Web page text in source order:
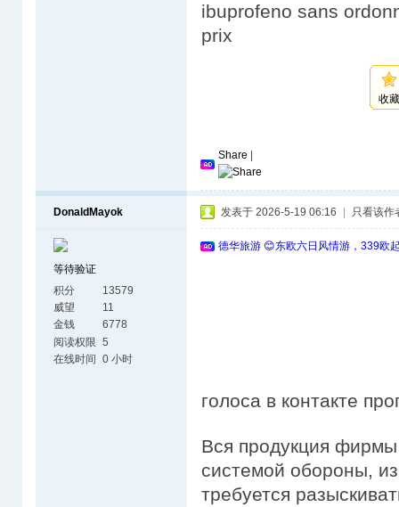
ibuprofeno sans
prix
收
Share
DonaldMayok
等待验证
积分
13579
威望
11
金钱
6778
阅读权限 5
在线时间 0 小时
发表于 2026-5-19 06:16 只看该作
德华旅游 😊东欧六日风情游，339欧
голоса в контакте
Вся продукция
системой обороны,
требуется